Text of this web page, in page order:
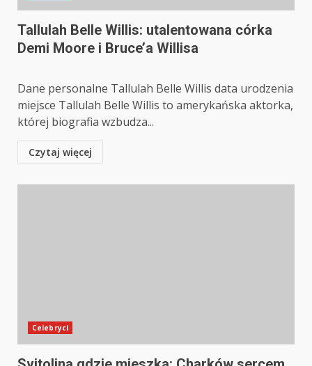
Tallulah Belle Willis: utalentowana córka
Demi Moore i Bruce’a Willisa
Dane personalne Tallulah Belle Willis data urodzenia
miejsce Tallulah Belle Willis to amerykańska aktorka,
której biografia wzbudza...
Czytaj więcej
Celebryci